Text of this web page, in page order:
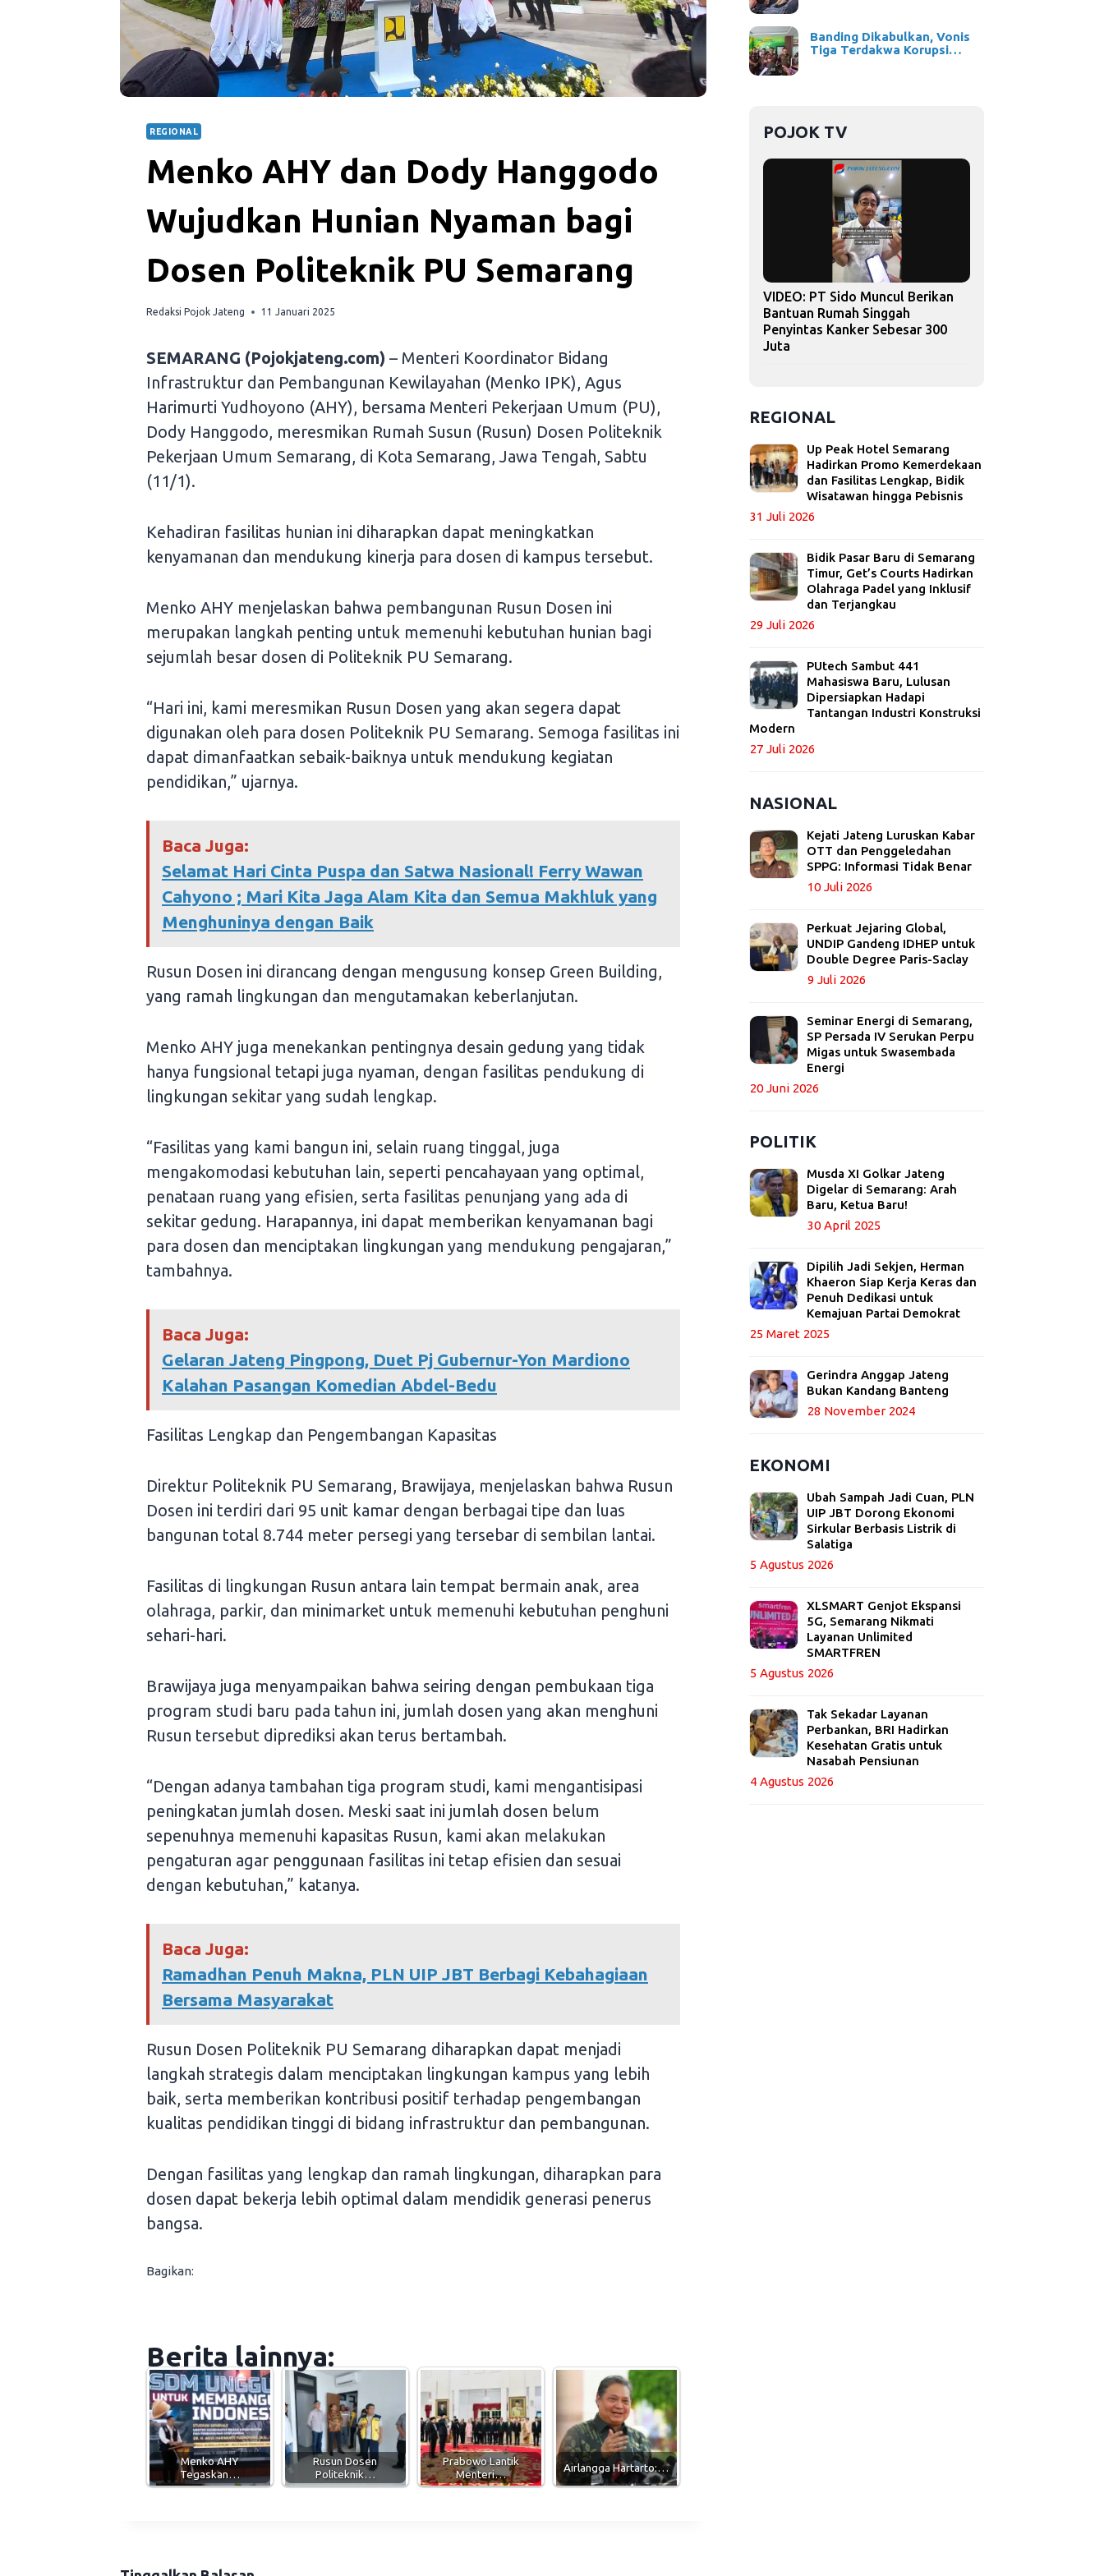
REGIONAL
Menko AHY dan Dody Hanggodo
Wujudkan Hunian Nyaman bagi
Dosen Politeknik PU Semarang
Redaksi Pojok Jateng 11 Januari 2025
SEMARANG (Pojokjateng.com) – Menteri Koordinator Bidang
Infrastruktur dan Pembangunan Kewilayahan (Menko IPK), Agus
Harimurti Yudhoyono (AHY), bersama Menteri Pekerjaan Umum (PU),
Dody Hanggodo, meresmikan Rumah Susun (Rusun) Dosen Politeknik
Pekerjaan Umum Semarang, di Kota Semarang, Jawa Tengah, Sabtu
(11/1).
Kehadiran fasilitas hunian ini diharapkan dapat meningkatkan
kenyamanan dan mendukung kinerja para dosen di kampus tersebut.
Menko AHY menjelaskan bahwa pembangunan Rusun Dosen ini
merupakan langkah penting untuk memenuhi kebutuhan hunian bagi
sejumlah besar dosen di Politeknik PU Semarang.
“Hari ini, kami meresmikan Rusun Dosen yang akan segera dapat
digunakan oleh para dosen Politeknik PU Semarang. Semoga fasilitas ini
dapat dimanfaatkan sebaik-baiknya untuk mendukung kegiatan
pendidikan,” ujarnya.
Baca Juga:
Selamat Hari Cinta Puspa dan Satwa Nasional! Ferry Wawan
Cahyono ; Mari Kita Jaga Alam Kita dan Semua Makhluk yang
Menghuninya dengan Baik
Rusun Dosen ini dirancang dengan mengusung konsep Green Building,
yang ramah lingkungan dan mengutamakan keberlanjutan.
Menko AHY juga menekankan pentingnya desain gedung yang tidak
hanya fungsional tetapi juga nyaman, dengan fasilitas pendukung di
lingkungan sekitar yang sudah lengkap.
“Fasilitas yang kami bangun ini, selain ruang tinggal, juga
mengakomodasi kebutuhan lain, seperti pencahayaan yang optimal,
penataan ruang yang efisien, serta fasilitas penunjang yang ada di
sekitar gedung. Harapannya, ini dapat memberikan kenyamanan bagi
para dosen dan menciptakan lingkungan yang mendukung pengajaran,”
tambahnya.
Baca Juga:
Gelaran Jateng Pingpong, Duet Pj Gubernur-Yon Mardiono
Kalahan Pasangan Komedian Abdel-Bedu
Fasilitas Lengkap dan Pengembangan Kapasitas
Direktur Politeknik PU Semarang, Brawijaya, menjelaskan bahwa Rusun
Dosen ini terdiri dari 95 unit kamar dengan berbagai tipe dan luas
bangunan total 8.744 meter persegi yang tersebar di sembilan lantai.
Fasilitas di lingkungan Rusun antara lain tempat bermain anak, area
olahraga, parkir, dan minimarket untuk memenuhi kebutuhan penghuni
sehari-hari.
Brawijaya juga menyampaikan bahwa seiring dengan pembukaan tiga
program studi baru pada tahun ini, jumlah dosen yang akan menghuni
Rusun tersebut diprediksi akan terus bertambah.
“Dengan adanya tambahan tiga program studi, kami mengantisipasi
peningkatan jumlah dosen. Meski saat ini jumlah dosen belum
sepenuhnya memenuhi kapasitas Rusun, kami akan melakukan
pengaturan agar penggunaan fasilitas ini tetap efisien dan sesuai
dengan kebutuhan,” katanya.
Baca Juga:
Ramadhan Penuh Makna, PLN UIP JBT Berbagi Kebahagiaan
Bersama Masyarakat
Rusun Dosen Politeknik PU Semarang diharapkan dapat menjadi
langkah strategis dalam menciptakan lingkungan kampus yang lebih
baik, serta memberikan kontribusi positif terhadap pengembangan
kualitas pendidikan tinggi di bidang infrastruktur dan pembangunan.
Dengan fasilitas yang lengkap dan ramah lingkungan, diharapkan para
dosen dapat bekerja lebih optimal dalam mendidik generasi penerus
bangsa.
Bagikan:
Berita lainnya:
Menko AHY
Tegaskan…
Rusun Dosen
Politeknik…
Prabowo Lantik
Menteri…
Airlangga Hartarto:…
Banding Dikabulkan, Vonis
Tiga Terdakwa Korupsi…
POJOK TV
VIDEO: PT Sido Muncul Berikan
Bantuan Rumah Singgah
Penyintas Kanker Sebesar 300
Juta
REGIONAL
Up Peak Hotel Semarang
Hadirkan Promo Kemerdekaan
dan Fasilitas Lengkap, Bidik
Wisatawan hingga Pebisnis
31 Juli 2026
Bidik Pasar Baru di Semarang
Timur, Get’s Courts Hadirkan
Olahraga Padel yang Inklusif
dan Terjangkau
29 Juli 2026
PUtech Sambut 441
Mahasiswa Baru, Lulusan
Dipersiapkan Hadapi
Tantangan Industri Konstruksi
Modern
27 Juli 2026
NASIONAL
Kejati Jateng Luruskan Kabar
OTT dan Penggeledahan
SPPG: Informasi Tidak Benar
10 Juli 2026
Perkuat Jejaring Global,
UNDIP Gandeng IDHEP untuk
Double Degree Paris-Saclay
9 Juli 2026
Seminar Energi di Semarang,
SP Persada IV Serukan Perpu
Migas untuk Swasembada
Energi
20 Juni 2026
POLITIK
Musda XI Golkar Jateng
Digelar di Semarang: Arah
Baru, Ketua Baru!
30 April 2025
Dipilih Jadi Sekjen, Herman
Khaeron Siap Kerja Keras dan
Penuh Dedikasi untuk
Kemajuan Partai Demokrat
25 Maret 2025
Gerindra Anggap Jateng
Bukan Kandang Banteng
28 November 2024
EKONOMI
Ubah Sampah Jadi Cuan, PLN
UIP JBT Dorong Ekonomi
Sirkular Berbasis Listrik di
Salatiga
5 Agustus 2026
XLSMART Genjot Ekspansi
5G, Semarang Nikmati
Layanan Unlimited
SMARTFREN
5 Agustus 2026
Tak Sekadar Layanan
Perbankan, BRI Hadirkan
Kesehatan Gratis untuk
Nasabah Pensiunan
4 Agustus 2026